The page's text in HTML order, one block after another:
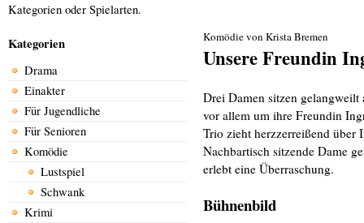
Kategorien oder Spielarten.
Kategorien
Drama
Einakter
Für Jugendliche
Für Senioren
Komödie
Lustspiel
Schwank
Krimi
Komödie von Krista Bremen
Unsere Freundin
Drei Damen sitzen
vor allem um ihre Freundin
Trio zieht herzzerreißend über
Nachbartisch sitzende Dame
erlebt eine Überraschung.
Bühnenbild